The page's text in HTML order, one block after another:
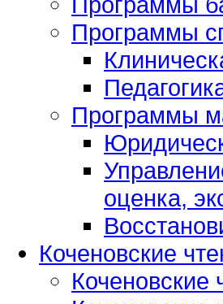
Программы
Программы
оценка,
Коченовские
Коченовские